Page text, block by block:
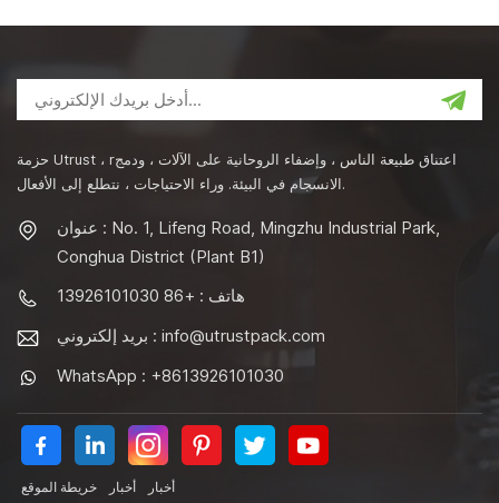
حزمة Utrust ، rاعتناق طبيعة الناس ، وإضفاء الروحانية على الآلات ، ودمج
الانسجام في البيئة. وراء الاحتياجات ، نتطلع إلى الأفعال.
عنوان : No. 1, Lifeng Road, Mingzhu Industrial Park,
Conghua District (Plant B1)
هاتف : +86 13926101030
بريد إلكتروني : info@utrustpack.com
WhatsApp : +8613926101030
خريطة الموقع أخبار
أخبار